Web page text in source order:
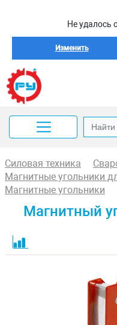
Не удалось
Изменить
Силовая техника
Магнитные угольники
Магнитные угольники
Магнитный